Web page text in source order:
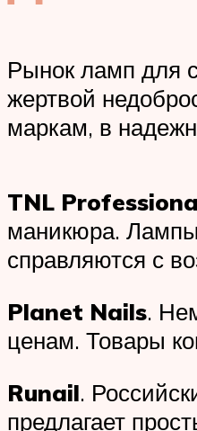
Рынок ламп для
жертвой
маркам, в
TNL
маникюра.
справляются с
Planet Nails.
ценам. Товары
Runail.
предлагает